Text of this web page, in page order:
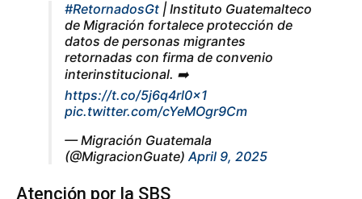
#RetornadosGt | Instituto Guatemalteco
de Migración fortalece protección de
datos de personas migrantes
retornadas con firma de convenio
interinstitucional. ➡️
https://t.co/5j6q4rl0x1
pic.twitter.com/cYeMOgr9Cm
— Migración Guatemala
(@MigracionGuate)April 9, 2025
Atención por la SBS